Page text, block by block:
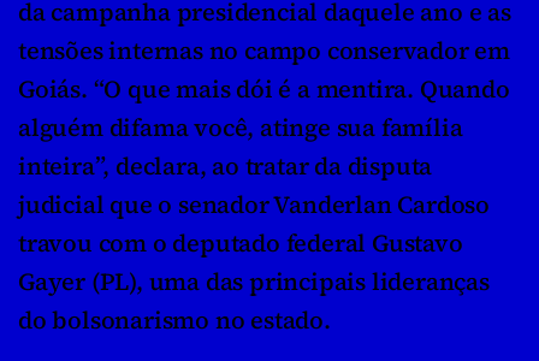
da campanha presidencial daquele ano e as
tensões internas no campo conservador em
Goiás. “O que mais dói é a mentira. Quando
alguém difama você, atinge sua família
inteira”, declara, ao tratar da disputa
judicial que o senador Vanderlan Cardoso
travou com o deputado federal Gustavo
Gayer (PL), uma das principais lideranças
do bolsonarismo no estado.